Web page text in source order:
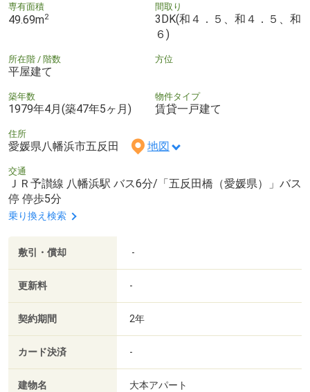
専有面積
49.69m2
間取り
3DK(和４．５、和４．５、和
６)
所在階 / 階数
平屋建て
方位
築年数
1979年4月(築47年5ヶ月)
物件タイプ
賃貸一戸建て
住所
愛媛県八幡浜市五反田 地図
交通
ＪＲ予讃線 八幡浜駅 バス6分/「五反田橋（愛媛県）」バス
停 停歩5分
乗り換え検索
敷引・償却 -
更新料 -
契約期間 2年
カード決済 -
建物名 大本アパート